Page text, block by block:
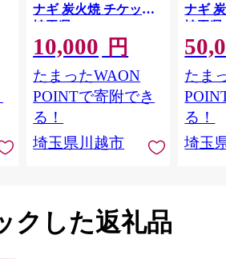
ナギ 炭火焼 チケット
埼玉県
10,000 円
たまったWAON
POINTで寄附でき
る！
埼玉県川越市
ナギ
埼玉県
たま
る！
埼玉
クした返礼品